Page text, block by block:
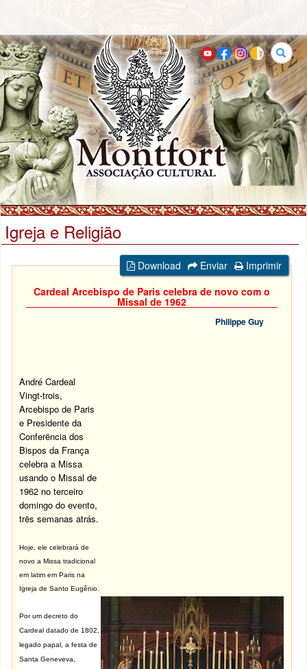
Buscar
Igreja e Religião
Download Enviar
Imprimir
Cardeal Arcebispo de Paris celebra de novo com o
Missal de 1962
Philippe Guy
André Cardeal
Vingt-trois,
Arcebispo de Paris
e Presidente da
Conferëncia dos
Bispos da França
celebra a Missa
usando o Missal de
1962 no terceiro
domingo do evento,
trës semanas atrás.
Hoje, ele celebrará de
novo a Missa tradicional
em latim em Paris na
Igreja de Santo Eugênio.
Por um decreto do
Cardeal datado de 1802,
legado papal, a festa de
Santa Geneveva,